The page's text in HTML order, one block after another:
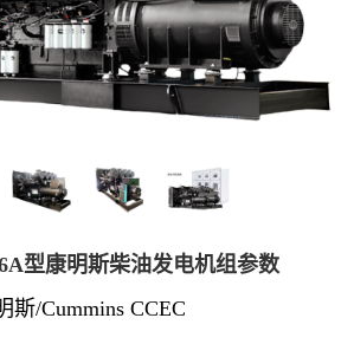
型康明斯柴油发电机组参数
斯/Cummins CCEC